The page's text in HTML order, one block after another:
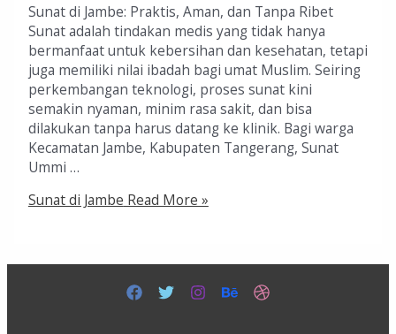
Sunat di Jambe: Praktis, Aman, dan Tanpa Ribet
Sunat adalah tindakan medis yang tidak hanya
bermanfaat untuk kebersihan dan kesehatan, tetapi
juga memiliki nilai ibadah bagi umat Muslim. Seiring
perkembangan teknologi, proses sunat kini
semakin nyaman, minim rasa sakit, dan bisa
dilakukan tanpa harus datang ke klinik. Bagi warga
Kecamatan Jambe, Kabupaten Tangerang, Sunat
Ummi …
Sunat di Jambe Read More »